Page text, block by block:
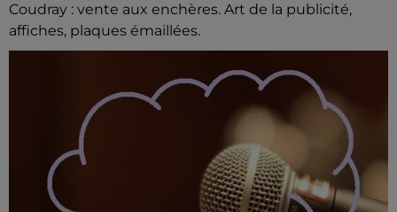
Coudray : vente aux enchères. Art de la publicité,
affiches, plaques émaillées.